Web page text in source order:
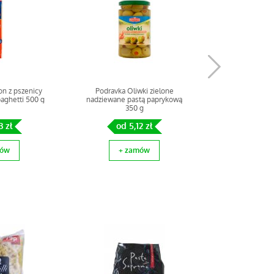
z pszenicy
500 g
zł
Podravka Oliwki zielone
nadziewane pastą paprykową
350 g
od 5,12 zł
+ zamów